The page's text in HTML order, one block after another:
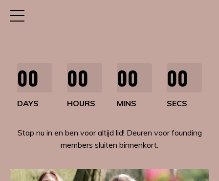
00
DAYS
00
HOURS
00
MINS
00
SECS
Stap nu in en ben voor altijd lid! Deuren voor founding
members sluiten binnenkort.